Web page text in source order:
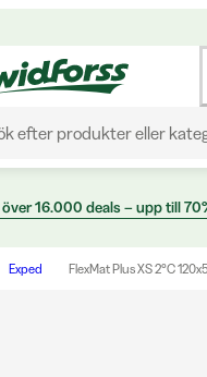
efter produkter eller
16.000 deals – upp till
Exped FlexMat Plus XS 2°C